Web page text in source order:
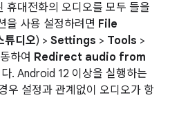
휴대전화의 오디오를 모두 들을
을 사용 설정하려면 File
디오) > Settings > Tools >
하여 Redirect audio from
. Android 12 이상을 실행하는
설정과 관계없이 오디오가 항